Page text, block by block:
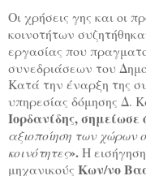
Οι χρήσεις γης και οι
κοινοτήτων
εργασίας που
συνεδριάσεων του
Κατά την έναρξη της
υπηρεσίας δόμησης Δ.
Ιορδανίδης, σημείωσε
αξιοποίηση των χώρων
κοινότητες».Η
μηχανικούς Κων/νο